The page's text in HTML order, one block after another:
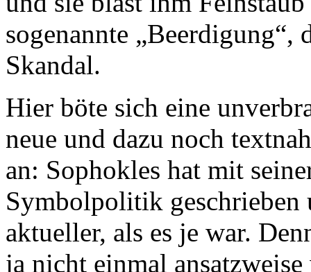
sogenannte „Beerdigung“,
Skandal.
Hier böte sich eine
neue und dazu noch
an: Sophokles hat mit
Symbolpolitik geschrieben
aktueller, als es je war.
ja nicht einmal